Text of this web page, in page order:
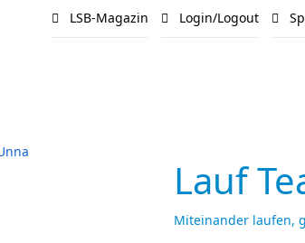
LSB-Magazin Login/Logout
Lauf
Miteinander laufen,